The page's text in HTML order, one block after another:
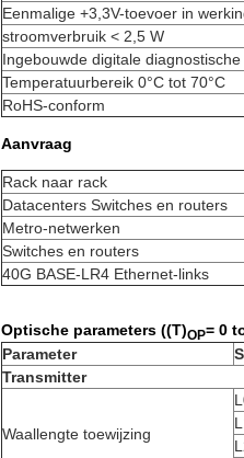
Eenmalige +3,3V-toevoer in
stroomverbruik < 2,5 W
Ingebouwde digitale
Temperatuurbereik 0°C tot 70°C
RoHS-conform
Aanvraag
Rack naar rack
Datacenters Switches en routers
Metro-netwerken
Switches en routers
40G BASE-LR4 Ethernet-links
Optische parameters ((T)OP= 0
Parameter
Transmitter
Waallengte toewijzing